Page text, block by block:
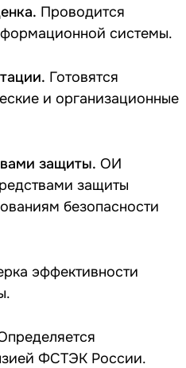
Проводится
системы.
Готовятся
и организационные
защиты. ОИ
защиты
безопасности
эффективности
ФСТЭК России.